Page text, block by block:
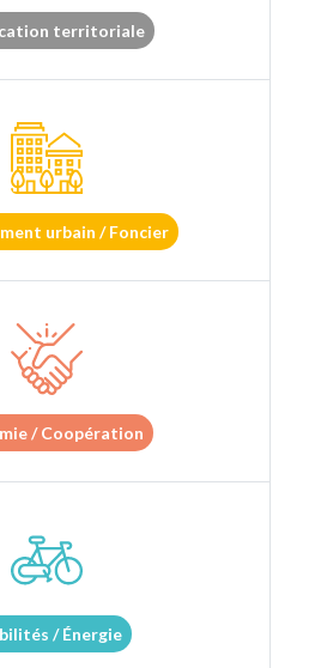
territoriale
urbain / Foncier
/ Coopération
/ Énergie